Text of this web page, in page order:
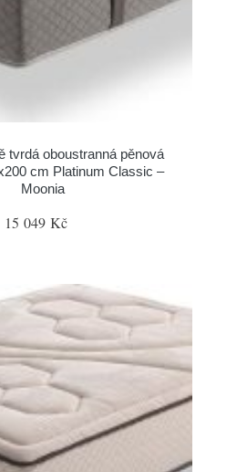
tvrdá oboustranná pěnová
cm Platinum Classic –
Moonia
15 049 Kč